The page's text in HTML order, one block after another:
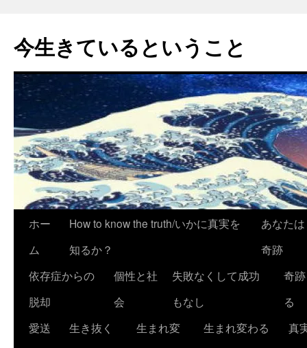
今生きているということ
テ
ツ
ホー
ム
How to know the truth/いかに真実を
知るか？
あなたは
奇跡
依存症からの
脱却
個性と社
会
失敗なくして成功
もなし
奇
る
愛送
生き抜く
生まれ変
生まれ変わる
真